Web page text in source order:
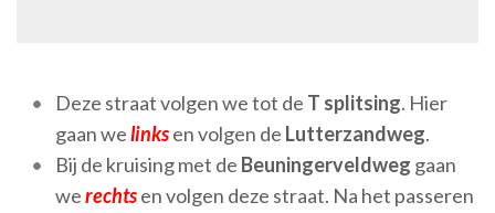
Deze straat volgen we tot de T splitsing. Hier
gaan welinksen volgen de Lutterzandweg.
Bij de kruising met de Beuningerveldweg gaan
werechtsen volgen deze straat. Na het passeren